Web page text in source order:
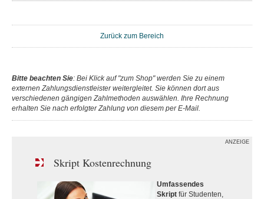
Zurück zum Bereich
Bitte beachten Sie: Bei Klick auf "zum Shop" werden Sie zu einem
externen Zahlungsdienstleister weitergleitet. Sie können dort aus
verschiedenen gängigen Zahlmethoden auswählen. Ihre Rechnung
erhalten Sie nach erfolgter Zahlung von diesem per E-Mail.
ANZEIGE
Skript Kostenrechnung
Umfassendes
Skript für Studenten,